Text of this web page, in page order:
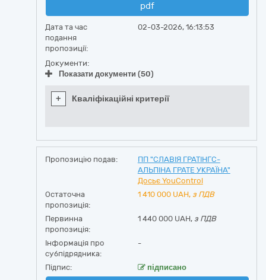
pdf
Дата та час
подання
пропозиції:
02-03-2026, 16:13:53
Документи:
Показати документи (50)
+ Кваліфікаційні критерії
Пропозицію подав:
ПП "СЛАВІЯ ГРАТІНГС-
АЛЬПІНА ГРАТЕ УКРАЇНА"
Досьє YouControl
Остаточна
пропозиція:
1 410 000 UAH, з ПДВ
Первинна
пропозиція:
1 440 000 UAH, з ПДВ
Інформація про
субпідрядника:
-
Підпис: підписано